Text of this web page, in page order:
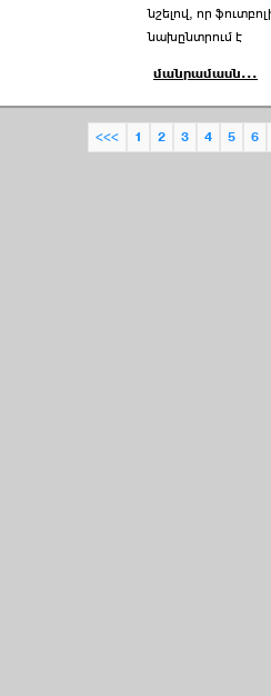
նշելով, որ
նախընտրում է
մանրամասն...
<<< 1 2 3 4 5 6